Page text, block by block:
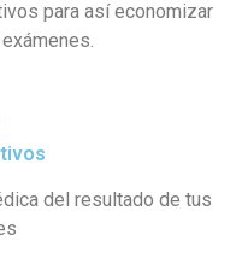
para así economizar
del resultado de tus